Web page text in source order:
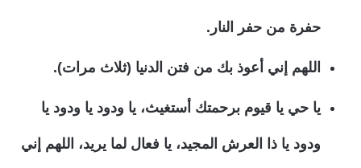
حفرة من حفر النار.
اللهم إني أعوذ بك من فتن الدنيا (ثلاث مرات).
يا حي يا قيوم برحمتك أستغيث، يا ودود يا ودود يا
ودود يا ذا العرش المجيد، يا فعال لما يريد، اللهم إني